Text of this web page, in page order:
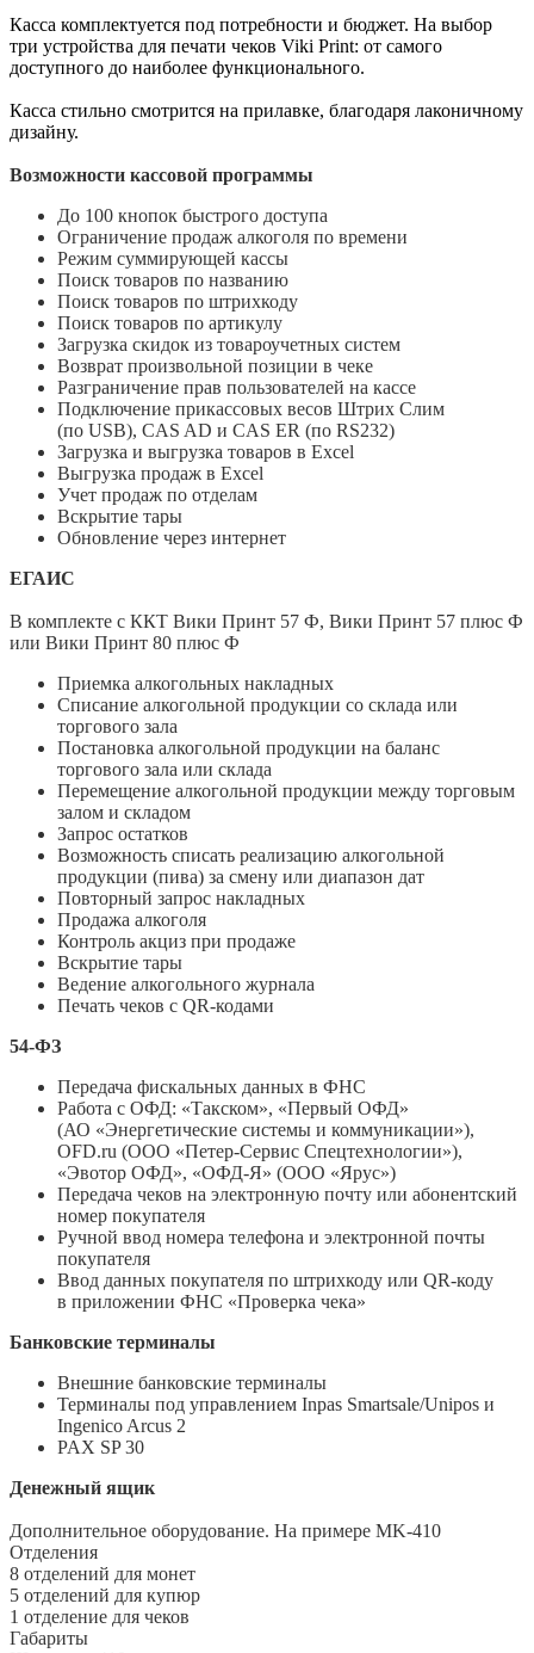
Касса комплектуется под потребности и бюджет. На выбор
три устройства для печати чеков Viki Print: от самого
доступного до наиболее функционального.
Касса стильно смотрится на прилавке, благодаря лаконичному
дизайну.
Возможности кассовой программы
До 100 кнопок быстрого доступа
Ограничение продаж алкоголя по времени
Режим суммирующей кассы
Поиск товаров по названию
Поиск товаров по штрихкоду
Поиск товаров по артикулу
Загрузка скидок из товароучетных систем
Возврат произвольной позиции в чеке
Разграничение прав пользователей на кассе
Подключение прикассовых весов Штрих Слим
(по USB), CAS AD и CAS ER (по RS232)
Загрузка и выгрузка товаров в Excel
Выгрузка продаж в Excel
Учет продаж по отделам
Вскрытие тары
Обновление через интернет
ЕГАИС
В комплекте с ККТ Вики Принт 57 Ф, Вики Принт 57 плюс Ф
или Вики Принт 80 плюс Ф
Приемка алкогольных накладных
Списание алкогольной продукции со склада или
торгового зала
Постановка алкогольной продукции на баланс
торгового зала или склада
Перемещение алкогольной продукции между торговым
залом и складом
Запрос остатков
Возможность списать реализацию алкогольной
продукции (пива) за смену или диапазон дат
Повторный запрос накладных
Продажа алкоголя
Контроль акциз при продаже
Вскрытие тары
Ведение алкогольного журнала
Печать чеков с QR-кодами
54-ФЗ
Передача фискальных данных в ФНС
Работа с ОФД: «Такском», «Первый ОФД»
(АО «Энергетические системы и коммуникации»),
OFD.ru (ООО «Петер-Сервис Спецтехнологии»),
«Эвотор ОФД», «ОФД-Я» (ООО «Ярус»)
Передача чеков на электронную почту или абонентский
номер покупателя
Ручной ввод номера телефона и электронной почты
покупателя
Ввод данных покупателя по штрихкоду или QR-коду
в приложении ФНС «Проверка чека»
Банковские терминалы
Внешние банковские терминалы
Терминалы под управлением Inpas Smartsale/Unipos и
Ingenico Arcus 2
PAX SP 30
Денежный ящик
Дополнительное оборудование. На примере MK-410
Отделения
8 отделений для монет
5 отделений для купюр
1 отделение для чеков
Габариты